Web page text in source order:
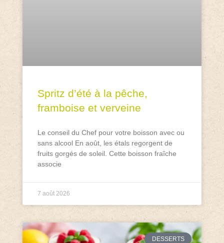
Spritz d’été à la pêche,
framboise et verveine
Le conseil du Chef pour votre boisson avec ou
sans alcool En août, les étals regorgent de
fruits gorgés de soleil. Cette boisson fraîche
associe
7 août 2026
DESSERTS